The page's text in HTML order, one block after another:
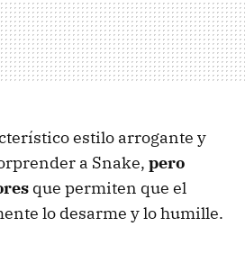
estilo arrogante y
a Snake, pero
que permiten que el
lo desarme y lo humille.